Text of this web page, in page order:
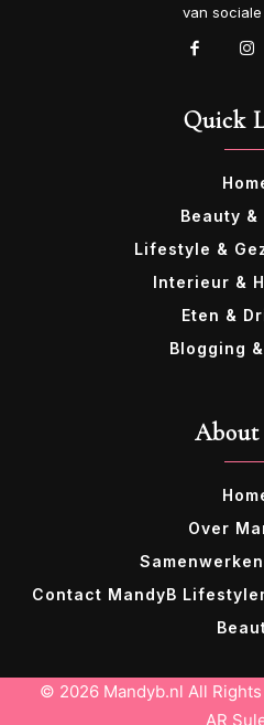
van sociale
Quick
Beauty &
Lifestyle &
Interieur &
Eten &
Blogging
About
Over
Contact MandyB
© 2026 Mandyb.nl All
AR